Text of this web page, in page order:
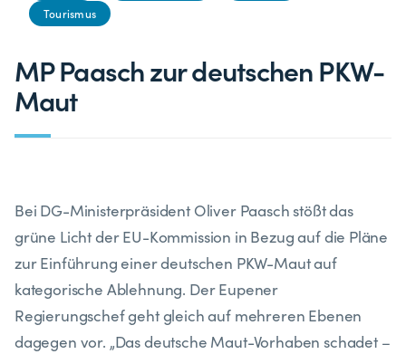
Tourismus
MP Paasch zur deutschen PKW-
Maut
Bei DG-Ministerpräsident Oliver Paasch stößt das
grüne Licht der EU-Kommission in Bezug auf die Pläne
zur Einführung einer deutschen PKW-Maut auf
kategorische Ablehnung. Der Eupener
Regierungschef geht gleich auf mehreren Ebenen
dagegen vor. „Das deutsche Maut-Vorhaben schadet –